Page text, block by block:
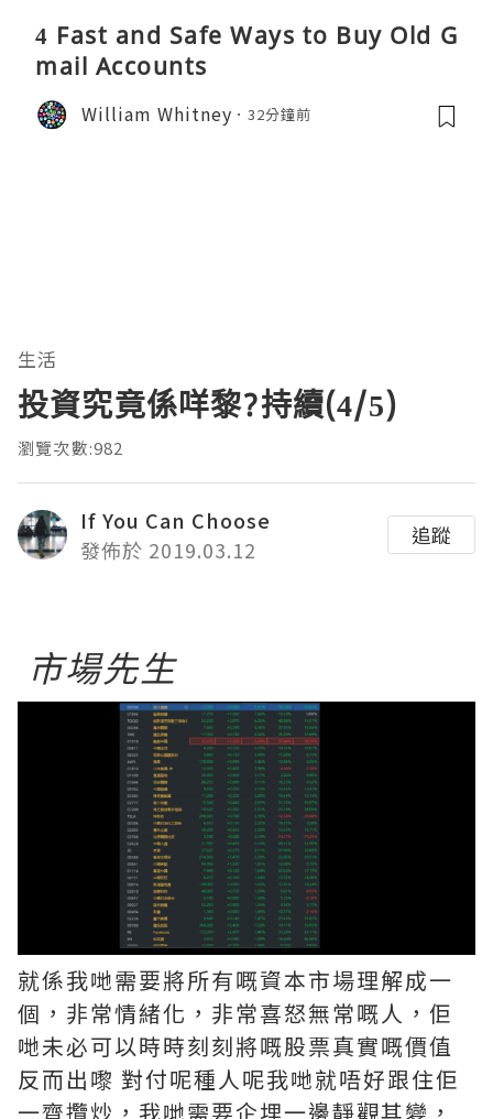
4 Fast and Safe Ways to Buy Old G
mail Accounts
William Whitney 32分鐘前
生活
投資究竟係咩黎?持續(4/5)
瀏覽次數:982
If You Can Choose
發佈於 2019.03.12
追蹤
市場先生
就係我哋需要將所有嘅資本市場理解成一
個，非常情緒化，非常喜怒無常嘅人，佢
哋未必可以時時刻刻將嘅股票真實嘅價值
反而出嚟 對付呢種人呢我哋就唔好跟住佢
一齊攬炒，我哋需要企埋一邊靜觀其變，